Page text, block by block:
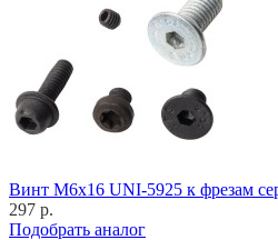
Винт M6x16 UNI-5925 к фрезам
297 р.
Подобрать аналог